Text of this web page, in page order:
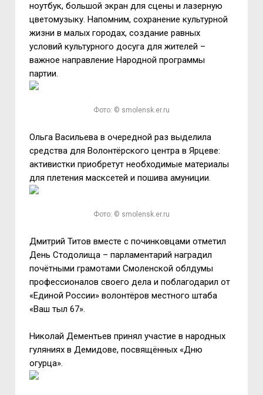
ноутбук, большой экран для сцены и лазерную
цветомузыку. Напомним, сохранение культурной
жизни в малых городах, создание равных
условий культурного досуга для жителей –
важное направление Народной программы
партии.
Фото: © smolensk.er.ru
Ольга Васильева в очередной раз выделила
средства для Волонтёрского центра в Ярцеве:
активистки приобретут необходимые материалы
для плетения масксетей и пошива амуниции.
Фото: © smolensk.er.ru
Дмитрий Титов вместе с починковцами отметил
День Стодолища – парламентарий наградил
почётными грамотами Смоленской облдумы
профессионалов своего дела и поблагодарил от
«Единой России» волонтёров местного штаба
«Ваш тыл 67».
Николай Дементьев принял участие в народных
гуляниях в Демидове, посвящённых «Дню
огурца».